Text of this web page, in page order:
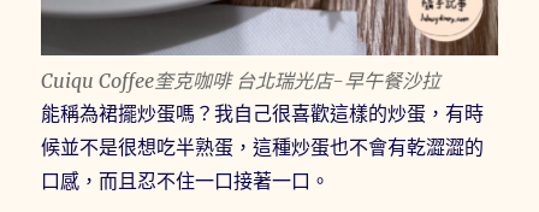
Cuiqu Coffee奎克咖啡 台北瑞光店-早午餐沙拉
能稱為裙擺炒蛋嗎？我自己很喜歡這樣的炒蛋，有時
候並不是很想吃半熟蛋，這種炒蛋也不會有乾澀澀的
口感，而且忍不住一口接著一口。